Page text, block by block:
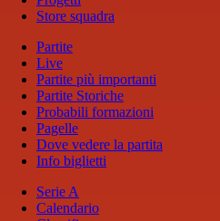
Store squadra
Partite
Live
Partite più importanti
Partite Storiche
Probabili formazioni
Pagelle
Dove vedere la partita
Info biglietti
Serie A
Calendario